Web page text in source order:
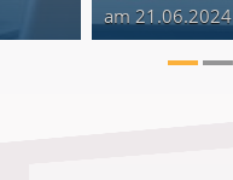
am 21.06.2024